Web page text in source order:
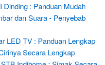
: Panduan Mudah
dan Suara - Penyebab
LED TV : Panduan Lengkap
Secara Lengkap